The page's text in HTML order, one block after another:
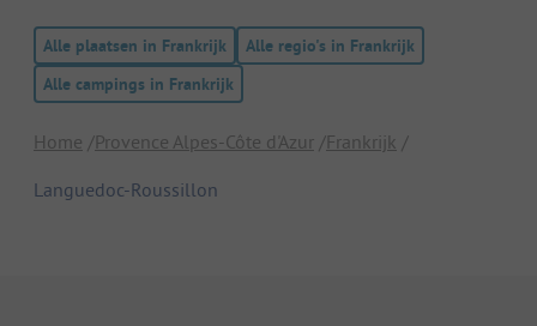
Alle plaatsen in Frankrijk
Alle regio's in Frankrijk
Alle campings in Frankrijk
Home Provence Alpes-Côte d'Azur Frankrijk
Languedoc-Roussillon